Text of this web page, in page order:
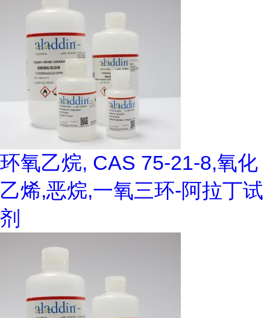
环氧乙烷, CAS 75-21-8,氧化
乙烯,恶烷,一氧三环-阿拉丁试
剂